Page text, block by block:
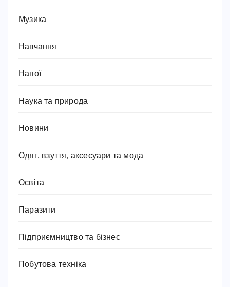
Музика
Навчання
Напої
Наука та природа
Новини
Одяг, взуття, аксесуари та мода
Освіта
Паразити
Підприємництво та бізнес
Побутова техніка